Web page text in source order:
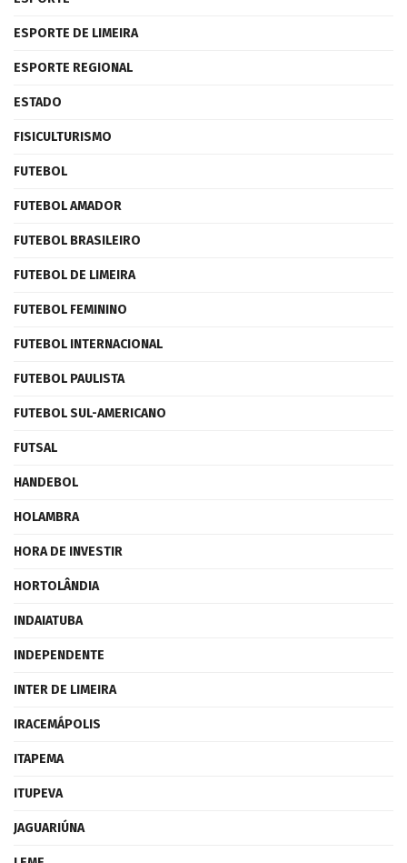
ESPORTE DE LIMEIRA
ESPORTE REGIONAL
ESTADO
FISICULTURISMO
FUTEBOL
FUTEBOL AMADOR
FUTEBOL BRASILEIRO
FUTEBOL DE LIMEIRA
FUTEBOL FEMININO
FUTEBOL INTERNACIONAL
FUTEBOL PAULISTA
FUTEBOL SUL-AMERICANO
FUTSAL
HANDEBOL
HOLAMBRA
HORA DE INVESTIR
HORTOLÂNDIA
INDAIATUBA
INDEPENDENTE
INTER DE LIMEIRA
IRACEMÁPOLIS
ITAPEMA
ITUPEVA
JAGUARIÚNA